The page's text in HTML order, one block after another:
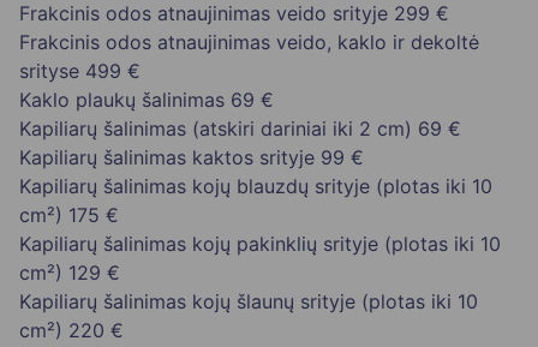
Frakcinis odos atnaujinimas veido srityje 299 €
Frakcinis odos atnaujinimas veido, kaklo ir dekoltė
srityse 499 €
Kaklo plaukų šalinimas 69 €
Kapiliarų šalinimas (atskiri dariniai iki 2 cm) 69 €
Kapiliarų šalinimas kaktos srityje 99 €
Kapiliarų šalinimas kojų blauzdų srityje (plotas iki 10
cm²) 175 €
Kapiliarų šalinimas kojų pakinklių srityje (plotas iki 10
cm²) 129 €
Kapiliarų šalinimas kojų šlaunų srityje (plotas iki 10
cm²) 220 €